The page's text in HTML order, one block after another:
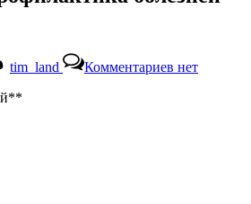
tim_land Комментариевзаписи
нет